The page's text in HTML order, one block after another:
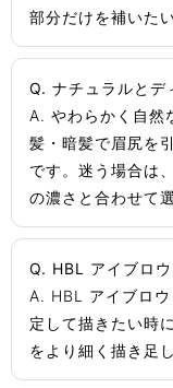
部分だけを補いた
Q. ナチュラルとデ
A. やわらかく自然
髪・暗髪で眉尻を
です。迷う場合は
の濃さと合わせて
Q. HBL アイブロ
A. HBL アイブロ
定して描きたい時
をより細く描き足